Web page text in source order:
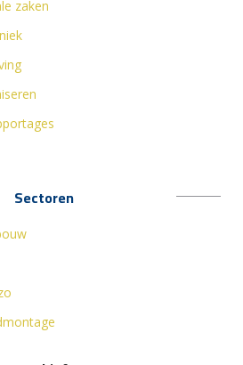
zaken
Sectoren